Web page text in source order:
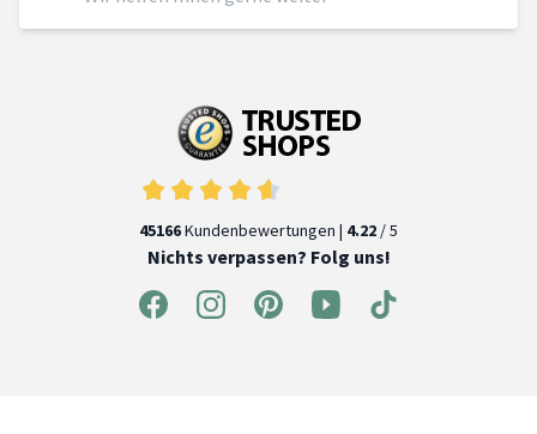
45166Kundenbewertungen | 4.22 / 5
Nichts verpassen? Folg uns!